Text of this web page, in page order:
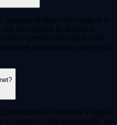
necesitas la dirección exacta de la
una etiqueta de destino o
te permiten introducir estos
a tus contactos para evitar
plataformas de confianza y sigues
tu cuenta en cada transferencia, usa